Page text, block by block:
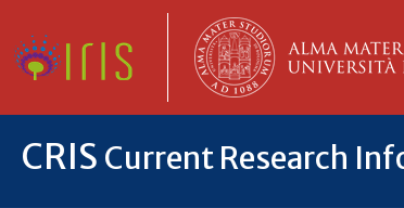
CRIS Current Research